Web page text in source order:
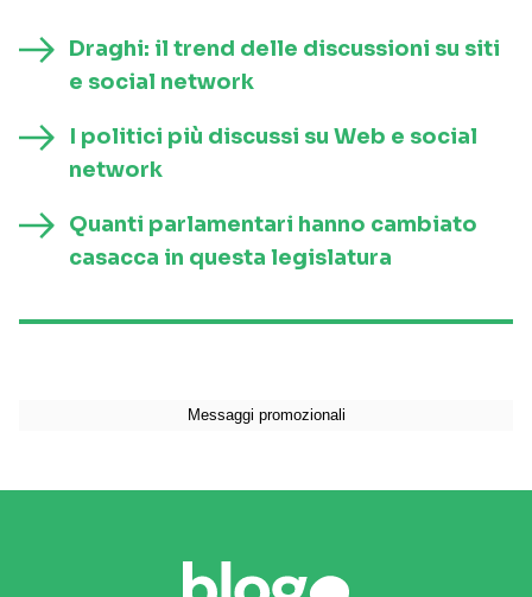
Draghi: il trend delle discussioni su siti
e social network
I politici più discussi su Web e social
network
Quanti parlamentari hanno cambiato
casacca in questa legislatura